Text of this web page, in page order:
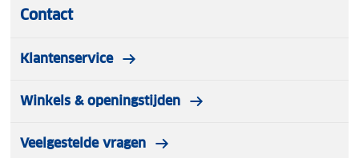
Contact
Klantenservice
Winkels & openingstijden
Veelgestelde vragen